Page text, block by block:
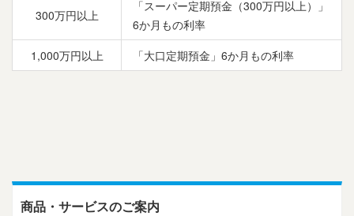
300万円以上
「スーパー定期預金（300万円以上）」
6か月もの利率
1,000万円以上
「大口定期預金」6か月もの利率
商品・サービスのご案内